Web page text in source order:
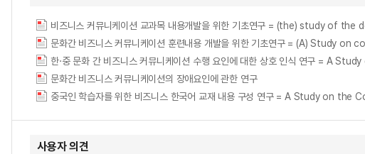
비즈니스 커뮤니케이션 교과목 내용개발을 위한 기초연구 = (the) study
문화간 비즈니스 커뮤니케이션 훈련내용 개발을 위한 기초연구 = (A)
문화간 비즈니스 커뮤니케이션의 장애요인에 관한 연구
중국인 학습자를 위한 비즈니스 한국어 교재 내용 구성 연구 = A Study on
사용자 의견